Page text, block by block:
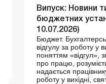
Випуск: Новини
бюджетних
10.07.2026)
Бюджет.
відгулу за роботу у
поняттям «відгул»,
про працю,
надається
роботу у вихідні,